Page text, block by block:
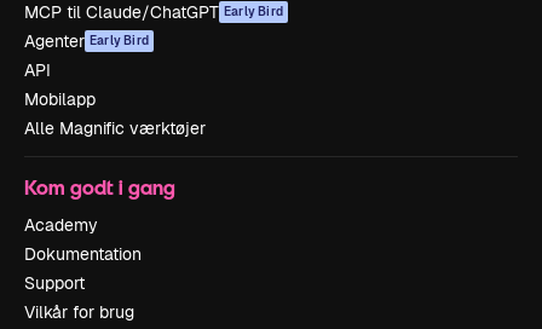
MCP til Claude/ChatGPT Early Bird
Agenter Early Bird
API
Mobilapp
Alle Magnific værktøjer
Kom godt i gang
Academy
Dokumentation
Support
Vilkår for brug